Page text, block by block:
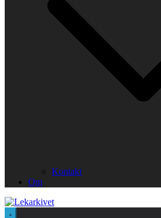
Kontakt
Om